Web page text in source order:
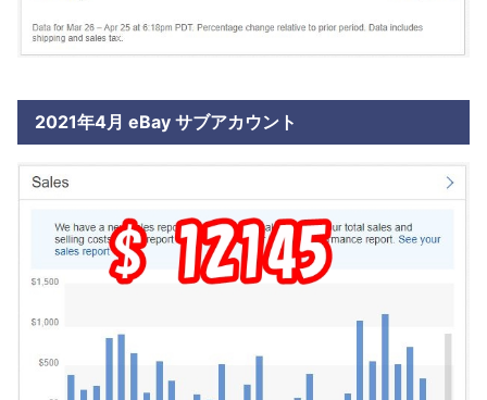
2021年4月 eBay サブアカウント